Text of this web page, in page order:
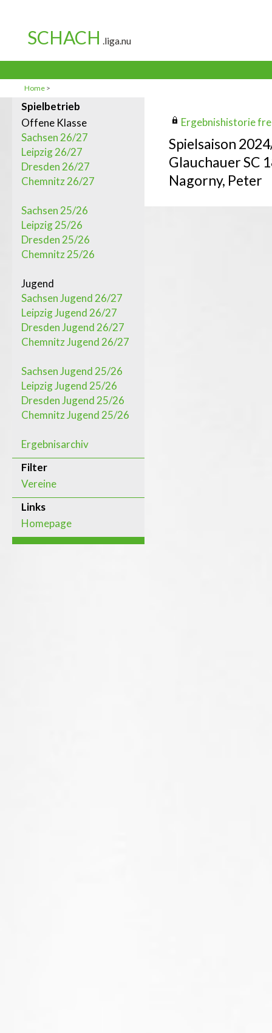
Home >
Spielbetrieb
Offene Klasse
Sachsen 26/27
Leipzig 26/27
Dresden 26/27
Chemnitz 26/27
Sachsen 25/26
Leipzig 25/26
Dresden 25/26
Chemnitz 25/26
Jugend
Sachsen Jugend 26/27
Leipzig Jugend 26/27
Dresden Jugend 26/27
Chemnitz Jugend 26/27
Sachsen Jugend 25/26
Leipzig Jugend 25/26
Dresden Jugend 25/26
Chemnitz Jugend 25/26
Ergebnisarchiv
Filter
Vereine
Links
Homepage
Ergebnishistorie
Spielsaison
Glauchauer SC
Nagorny, Peter